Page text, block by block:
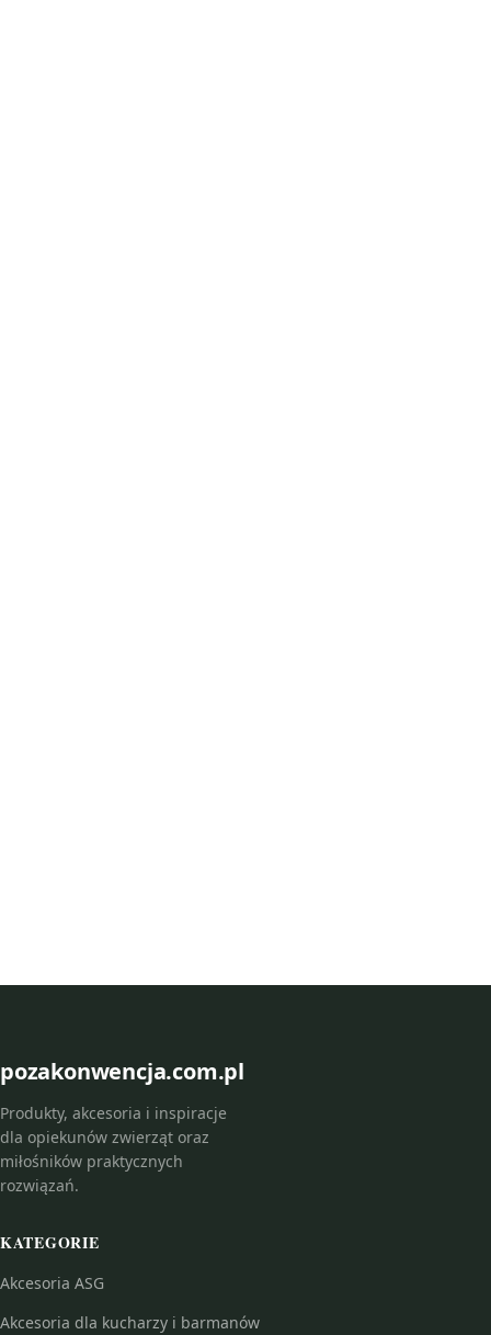
pozakonwencja.com.pl
Produkty, akcesoria i inspiracje
dla opiekunów zwierząt oraz
miłośników praktycznych
rozwiązań.
KATEGORIE
Akcesoria ASG
Akcesoria dla kucharzy i barmanów